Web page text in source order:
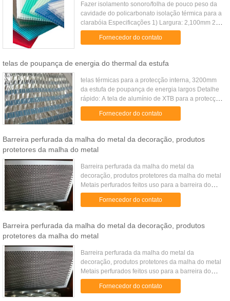
Fazer isolamento sonoro/folha de pouco peso da
cavidade do policarbonato isolação térmica para a
clarabóia Especificações 1) Largura: 2,100mm 2)
Comprimento regular: 5800mm/11800mm 3)
Disponível em 4mm-30mm 4) ...
Fornecedor do contato
telas de poupança de energia do thermal da estufa
telas térmicas para a protecção interna, 3200mm
da estufa de poupança de energia largos Detalhe
rápido: A tela de alumínio de XTB para a protecção
e a economia de energia internas é usada para
controlar a ...Fornecedor do contato
Barreira perfurada da malha do metal da decoração, produtos
protetores da malha do metal
Barreira perfurada da malha do metal da
decoração, produtos protetores da malha do metal
Metais perfurados feitos uso para a barreira do
condicionamento de ar; pode ser toda a forma de
acordo com a forma da ...
Fornecedor do contato
Barreira perfurada da malha do metal da decoração, produtos
protetores da malha do metal
Barreira perfurada da malha do metal da
decoração, produtos protetores da malha do metal
Metais perfurados feitos uso para a barreira do
condicionamento de ar; pode ser toda a forma de
acordo com a forma da ...
Fornecedor do contato